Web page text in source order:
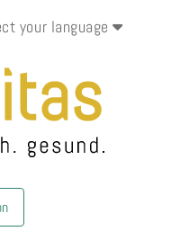
your language